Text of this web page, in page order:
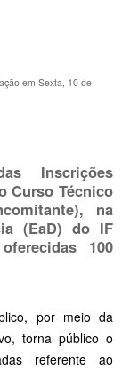
em Sexta, 10 de
Inscrições
Curso Técnico
na
(EaD) do IF
100
por meio da
torna público o
referente ao